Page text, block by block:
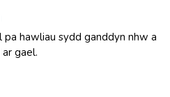
hawliau sydd ganddyn nhw a
gael.